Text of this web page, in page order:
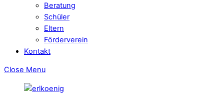
Beratung
Schüler
Eltern
Förderverein
Kontakt
Close Menu